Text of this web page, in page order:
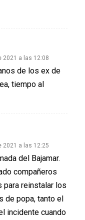
2021 a las 12:08
de los ex de
tiempo al
2021 a las 12:25
del Bajamar.
compañeros
para reinstalar los
de popa, tanto el
incidente cuando